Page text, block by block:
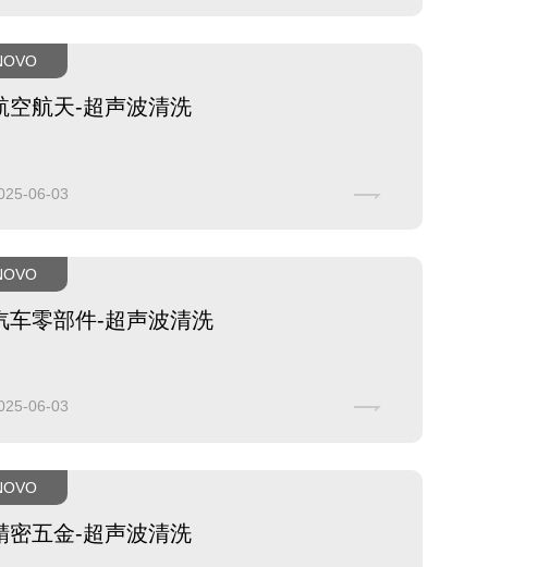
空航天-超声波清洗
06-03
车零部件-超声波清洗
06-03
密五金-超声波清洗